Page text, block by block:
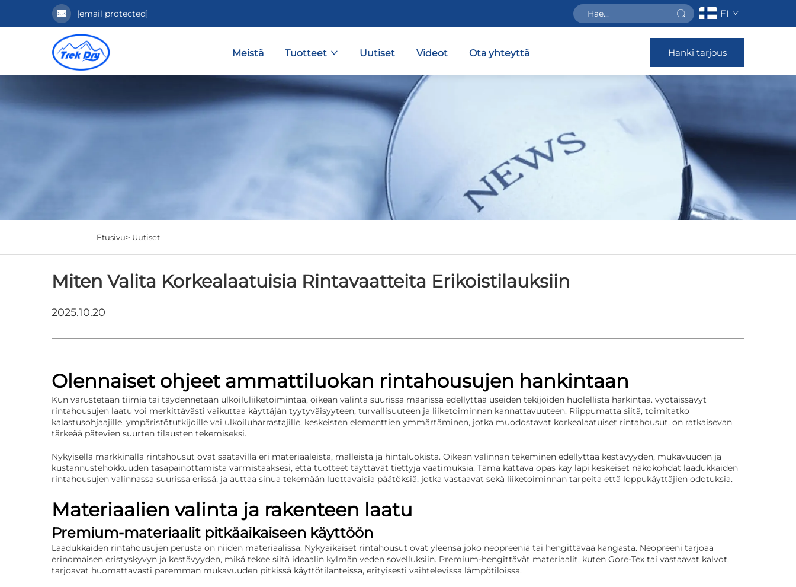
[email protected] FI
Meistä Tuotteet Uutiset Videot Ota yhteyttä Hanki tarjous
Etusivu> Uutiset
Miten Valita Korkealaatuisia Rintavaatteita Erikoistilauksiin
2025.10.20
Olennaiset ohjeet ammattiluokan rintahousujen hankintaan
Kun varustetaan tiimiä tai täydennetään ulkoiluliiketoimintaa, oikean valinta suurissa määrissä edellyttää useiden tekijöiden huolellista harkintaa. vyötäissävyt
rintahousujen laatu voi merkittävästi vaikuttaa käyttäjän tyytyväisyyteen, turvallisuuteen ja liiketoiminnan kannattavuuteen. Riippumatta siitä, toimitatko
kalastusohjaajille, ympäristötutkijoille vai ulkoiluharrastajille, keskeisten elementtien ymmärtäminen, jotka muodostavat korkealaatuiset rintahousut, on ratkaisevan
tärkeää pätevien suurten tilausten tekemiseksi.
Nykyisellä markkinalla rintahousut ovat saatavilla eri materiaaleista, malleista ja hintaluokista. Oikean valinnan tekeminen edellyttää kestävyyden, mukavuuden ja
kustannustehokkuuden tasapainottamista varmistaaksesi, että tuotteet täyttävät tiettyjä vaatimuksia. Tämä kattava opas käy läpi keskeiset näkökohdat laadukkaiden
rintahousujen valinnassa suurissa erissä, ja auttaa sinua tekemään luottavaisia päätöksiä, jotka vastaavat sekä liiketoiminnan tarpeita että loppukäyttäjien odotuksia.
Materiaalien valinta ja rakenteen laatu
Premium-materiaalit pitkäaikaiseen käyttöön
Laadukkaiden rintahousujen perusta on niiden materiaalissa. Nykyaikaiset rintahousut ovat yleensä joko neopreeniä tai hengittävää kangasta. Neopreeni tarjoaa
erinomaisen eristyskyvyn ja kestävyyden, mikä tekee siitä ideaalin kylmän veden sovelluksiin. Premium-hengittävät materiaalit, kuten Gore-Tex tai vastaavat kalvot,
tarjoavat huomattavasti paremman mukavuuden pitkissä käyttötilanteissa, erityisesti vaihtelevissa lämpötiloissa.